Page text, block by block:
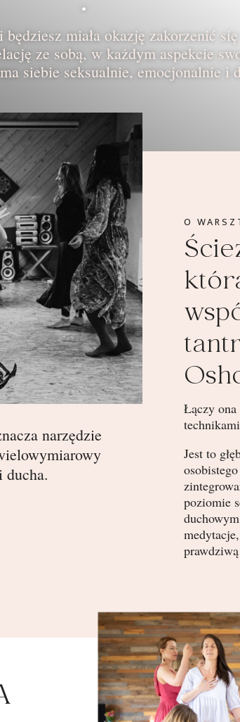
•
miała okazję zakorzenić
ze sobą, w każdym aspekcie
siebie seksualnie, emocjonalnie i
narzędzie
ducha.
O
Łączy ona
Jest to
poziomie